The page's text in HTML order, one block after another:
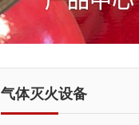
气体灭火设备